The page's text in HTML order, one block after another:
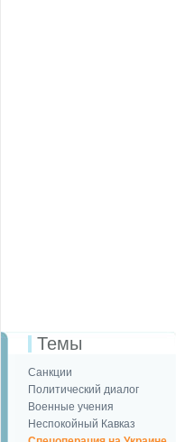
Темы
Санкции
Политический диалог
Военные учения
Неспокойный Кавказ